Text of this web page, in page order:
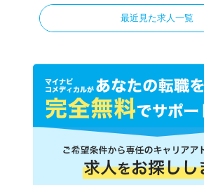
最近見た求人一覧